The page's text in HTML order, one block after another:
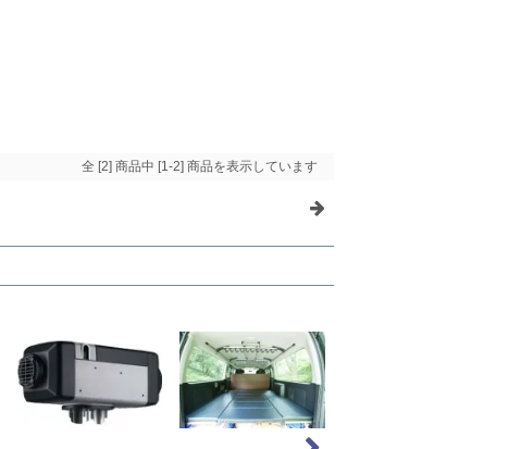
全 [2] 商品中 [1-2] 商品を表示しています